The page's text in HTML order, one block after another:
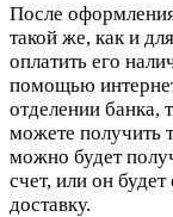
После
такой же, как и
оплатить его
помощью
отделении банка,
можете получить
можно будет
счет, или он
доставку.